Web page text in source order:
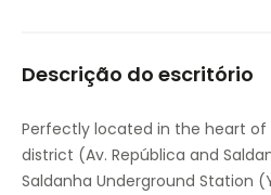
Acesso à Internet de alta
Estúdio de videoconferência
Descrição do escritório
Perfectly located in the heart of
district (Av. República and
Saldanha Underground Station